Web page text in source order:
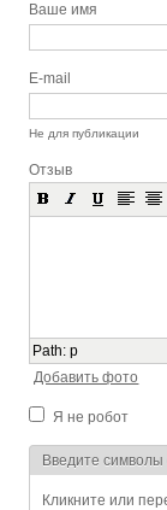
Ваше имя
E-mail
Не для публикации
Отзыв
Path:p
Добавить фото
Я не робот
Я спамер
Введите символы
Кликните или